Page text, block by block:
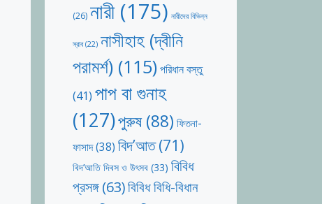
(26) নারী(175) নারীদের বিভিন্ন
স্রাব(22) নাসীহাহ (দ্বীনি
পরামর্শ) (115)পরিধান বস্তু
(41) পাপ বা গুনাহ
(127)পুরুষ(88) ফিতনা-
ফাসাদ(38) বিদ’আত(71)
বিদ’আতি দিবস ও উৎসব (33) বিবিধ
প্রসঙ্গ(63)বিবিধ বিধি-বিধান